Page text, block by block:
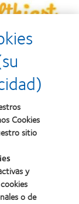
Cookies
sitio
y
o de